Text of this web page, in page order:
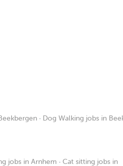
· Dog Walking jobs in
jobs in Arnhem · Cat sitting jobs in